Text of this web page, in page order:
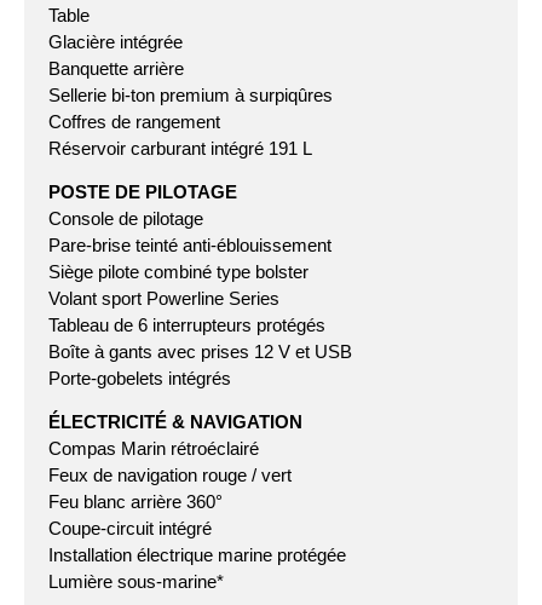
Table
Glacière intégrée
Banquette arrière
Sellerie bi-ton premium à surpiqûres
Coffres de rangement
Réservoir carburant intégré 191 L
POSTE DE PILOTAGE
Console de pilotage
Pare-brise teinté anti-éblouissement
Siège pilote combiné type bolster
Volant sport Powerline Series
Tableau de 6 interrupteurs protégés
Boîte à gants avec prises 12 V et USB
Porte-gobelets intégrés
ÉLECTRICITÉ & NAVIGATION
Compas Marin rétroéclairé
Feux de navigation rouge / vert
Feu blanc arrière 360°
Coupe-circuit intégré
Installation électrique marine protégée
Lumière sous-marine*